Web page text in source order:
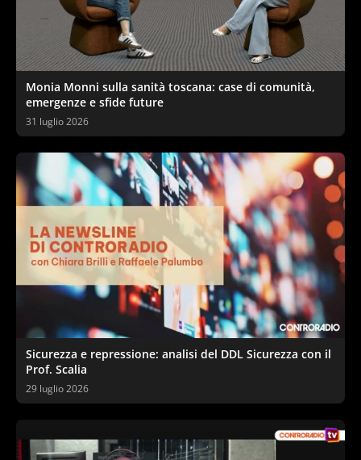
Monia Monni sulla sanità toscana: case di comunità,
emergenze e sfide future
31 luglio 2026
Sicurezza e repressione: analisi del DDL Sicurezza con il
Prof. Scalia
29 luglio 2026